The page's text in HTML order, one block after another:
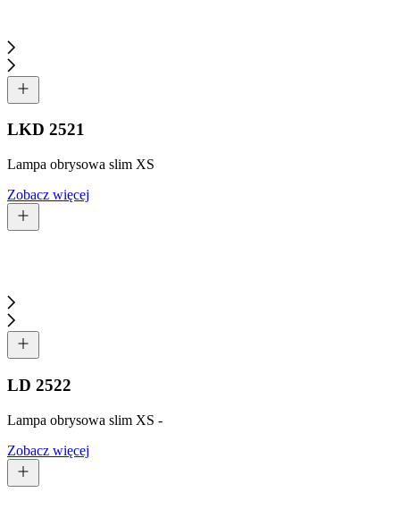
LKD 2521
Lampa obrysowa slim XS
Zobacz więcej
LD 2522
Lampa obrysowa slim XS -
Zobacz więcej